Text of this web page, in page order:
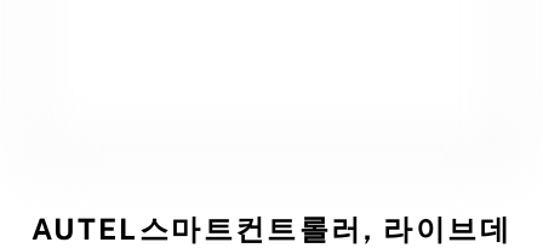
AUTEL스마트컨트롤러, 라이브데